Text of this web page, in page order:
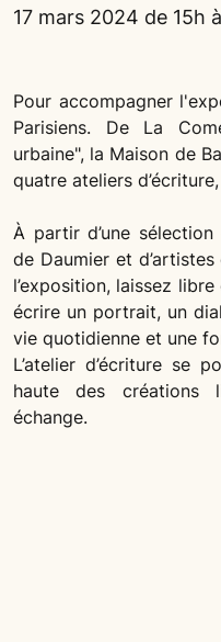
17 mars 2024 de 15h
Pour accompagner
Parisiens. De La
urbaine", la Maison de
quatre ateliers
À partir d’une sélection
de Daumier et
l’exposition, laissez
écrire un portrait, un
vie quotidienne et une
L’atelier d’écriture se
haute des créations
échange.